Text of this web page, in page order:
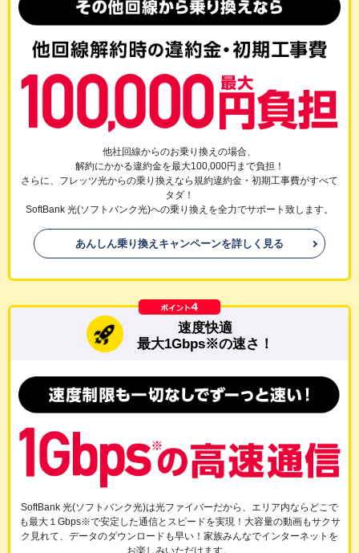
他社回線からのお乗り換えの場合、
解約にかかる違約金を最大100,000円まで負担！
さらに、フレッツ光からの乗り換えなら規約違約金・初期工事費がすべて
タダ！
SoftBank 光(ソフトバンク光)への乗り換えを全力でサポート致します。
あんしん乗り換えキャンペーンを詳しく見る
速度快適
最大1Gbps※の速さ！
SoftBank 光(ソフトバンク光)は光ファイバーだから、エリア内ならどこで
も最大１Gbps※で安定した通信とスピードを実現！大容量の動画もサクサ
ク見れて、データのダウンロードも早い！家族みんなでインターネットを
お楽しみいただけます。